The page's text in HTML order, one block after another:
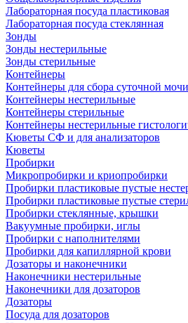
Лабораторная посуда пластиковая
Лабораторная посуда стеклянная
Зонды
Зонды нестерильные
Зонды стерильные
Контейнеры
Контейнеры для сбора суточной мочи
Контейнеры нестерильные
Контейнеры стерильные
Контейнеры нестерильные
Кюветы СФ и для анализаторов
Кюветы
Пробирки
Микропробирки и криопробирки
Пробирки пластиковые пустые
Пробирки пластиковые пустые
Пробирки стеклянные, крышки
Вакуумные пробирки, иглы
Пробирки с наполнителями
Пробирки для капиллярной крови
Дозаторы и наконечники
Наконечники нестерильные
Наконечники для дозаторов
Дозаторы
Посуда для дозаторов